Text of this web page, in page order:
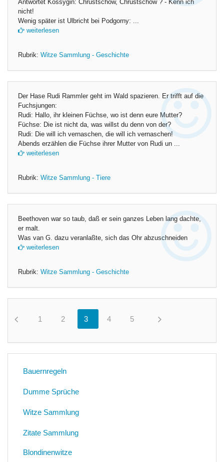
Antwortet Kossygin: Chrustschow, Chrustschow ? - Kenn ich
nicht!
Wenig später ist Ulbricht bei Podgorny: ...
weiterlesen
Rubrik: Witze Sammlung - Geschichte
Der Hase Rudi Rammler geht im Wald spazieren. Er trifft auf die
Fuchsjungen:
Rudi: Hallo, ihr kleinen Füchse, wo ist denn eure Mutter?
Füchse: Die ist nicht da, was willst du denn von der?
Rudi: Die will ich vernaschen, die will ich vernaschen!
Abends erzählen die Füchse ihrer Mutter von Rudi un ...
weiterlesen
Rubrik: Witze Sammlung - Tiere
Beethoven war so taub, daß er sein ganzes Leben lang dachte,
er malt.
Was van G. dazu veranlaßte, sich das Ohr abzuschneiden
weiterlesen
Rubrik: Witze Sammlung - Geschichte
1 2 3 4 5
Bauernregeln
Dumme Sprüche
Witze Sammlung
Zitate Sammlung
Blondinenwitze